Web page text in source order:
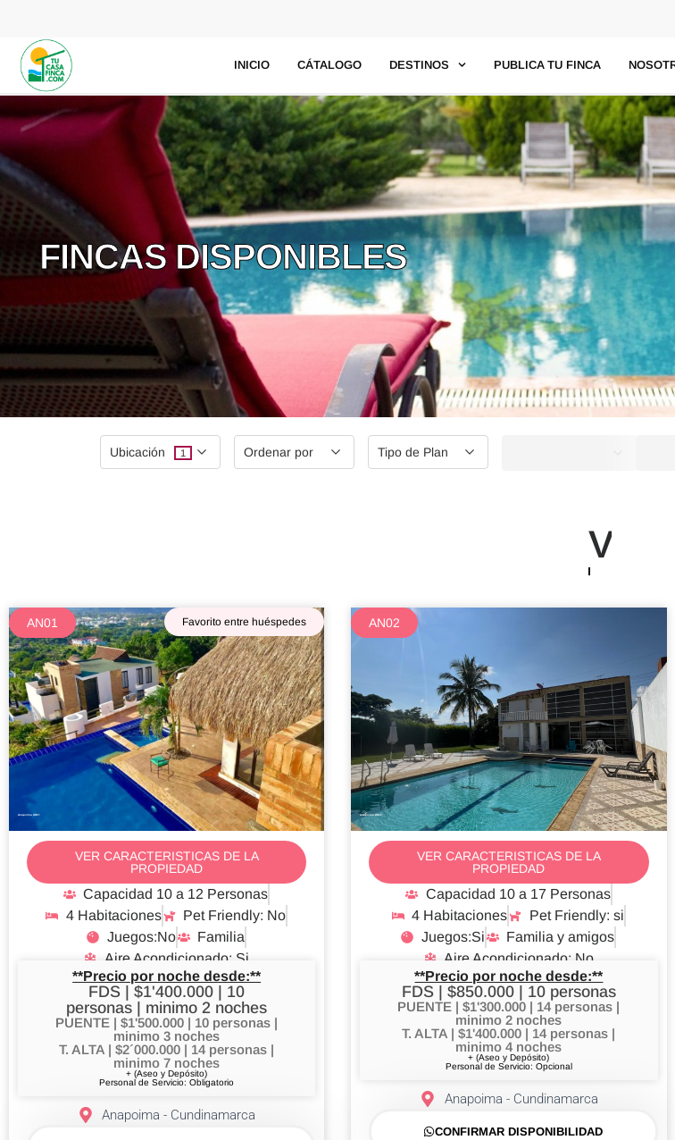
INICIO CÁTALOGO DESTINOS PUBLICA TU FINCA
FINCAS DISPONIBLES
Ubicación 1 Ordenar por Tipo de Plan
Disfruta en familia o en
AN01 Favorito entre huéspedes
Anapoima AN01
VER CARACTERISTICAS DE LA
PROPIEDAD
Capacidad 10 a 12 Personas
4 Habitaciones
Pet Friendly: No
Juegos:No
Familia
Aire Acondicionado: Si
**Precio por noche desde:**
FDS | $1'400.000 | 10
personas | minimo 2 noches
PUENTE | $1'500.000 | 10 personas |
minimo 3 noches
T. ALTA | $2´000.000 | 14 personas |
minimo 7 noches
+ (Aseo y Depósito)
Personal de Servicio: Obligatorio
Anapoima - Cundinamarca
AN02
Anapoima AN02
VER CARACTERISTICAS DE LA
PROPIEDAD
Capacidad 10 a 17 Personas
4 Habitaciones
Pet Friendly: si
Juegos:Si
Familia y amigos
Aire Acondicionado: No
**Precio por noche desde:**
FDS | $850.000 | 10 personas
PUENTE | $1'300.000 | 14 personas |
minimo 2 noches
T. ALTA | $1'400.000 | 14 personas |
minimo 4 noches
+ (Aseo y Depósito)
Personal de Servicio: Opcional
Anapoima - Cundinamarca
CONFIRMAR DISPONIBILIDAD